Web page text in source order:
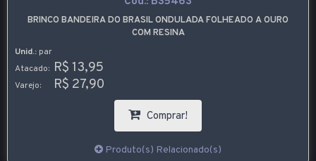
BRINCO BANDEIRA DO BRASIL ONDULADA FOLHEADO A OURO
COM RESINA
Unid.: par
Atacado: R$ 13,95
Varejo: R$ 27,90
Comprar!
Produto(s) Relacionado(s)